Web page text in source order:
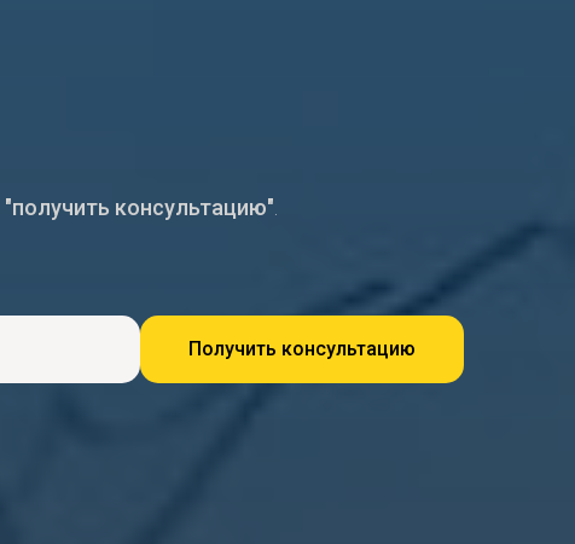
"получить консультацию"
Получить консультацию